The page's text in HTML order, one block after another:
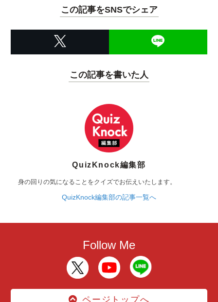
この記事をSNSでシェア
この記事を書いた人
QuizKnock編集部
身の回りの気になることをクイズでお伝えいたします。
QuizKnock編集部の記事一覧へ
Follow Me
ページトップへ